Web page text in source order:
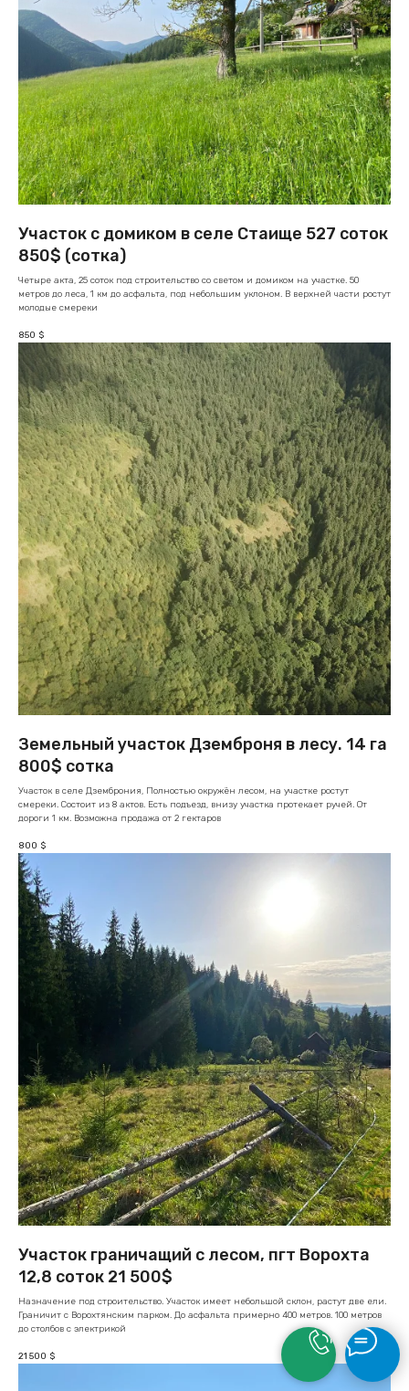
Участок с домиком в селе Стаище 527 соток
850$ (сотка)
Четыре акта, 25 соток под строительство со светом и домиком на участке. 50
метров до леса, 1 км до асфальта, под небольшим уклоном. В верхней части ростут
молодые смереки
850 $
Земельный участок Дземброня в лесу. 14 га
800$ сотка
Участок в селе Дземброния, Полностью окружён лесом, на участке ростут
смереки. Состоит из 8 актов. Есть подъезд, внизу участка протекает ручей. От
дороги 1 км. Возможна продажа от 2 гектаров
800 $
Участок граничащий с лесом, пгт Ворохта
12,8 соток 21 500$
Назначение под строительство. Участок имеет небольшой склон, растут две ели.
Граничит с Ворохтянским парком. До асфальта примерно 400 метров. 100 метров
до столбов с электрикой
21 500 $